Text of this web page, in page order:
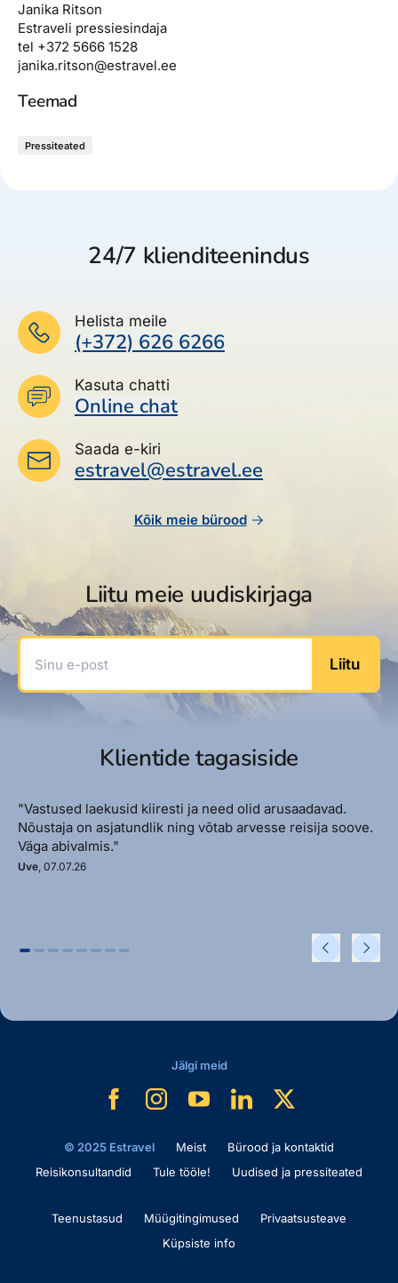
Janika Ritson
Estraveli pressiesindaja
tel +372 5666 1528
janika.ritson@estravel.ee
Teemad
Pressiteated
24/7 klienditeenindus
Helista meile
(+372) 626 6266
Kasuta chatti
Online chat
Saada e-kiri
estravel@estravel.ee
Kõik meie bürood
Liitu meie uudiskirjaga
Sinu e-post
Liitu
Klientide tagasiside
"Vastused laekusid kiiresti ja need olid arusaadavad.
Nõustaja on asjatundlik ning võtab arvesse reisija soove.
Väga abivalmis."
Uve, 07.07.26
© 2025 Estravel Meist
Bürood ja kontaktid
Reisikonsultandid
Tule tööle! Uudised ja pressiteated
Teenustasud Müügitingimused
Privaatsusteave
Küpsiste info
Jälgi meid